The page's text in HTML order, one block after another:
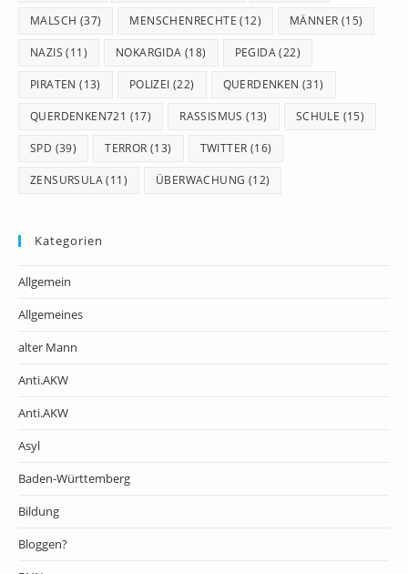
MALSCH (37) MENSCHENRECHTE (12) MÄNNER (15)
NAZIS (11) NOKARGIDA (18) PEGIDA(22)
PIRATEN (13) POLIZEI (22) QUERDENKEN (31)
QUERDENKEN721 (17) RASSISMUS (13) SCHULE (15)
SPD (39) TERROR (13) TWITTER (16)
ZENSURSULA(11) ÜBERWACHUNG (12)
Kategorien
Allgemein
Allgemeines
alter Mann
Anti.AKW
Anti.AKW
Asyl
Baden-Württemberg
Bildung
Bloggen?